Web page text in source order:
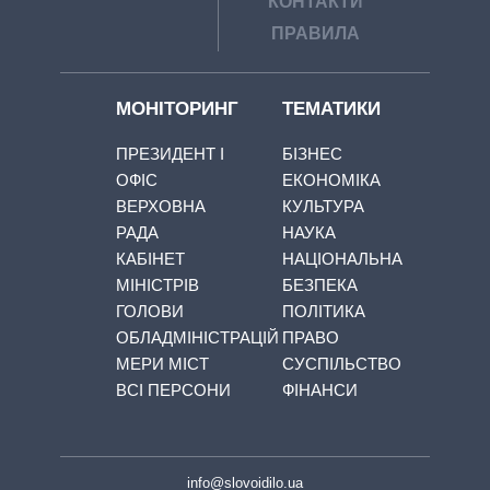
ПРАВИЛА
МОНІТОРИНГ
ПРЕЗИДЕНТ І
ОФІС
ВЕРХОВНА
РАДА
КАБІНЕТ
МІНІСТРІВ
ГОЛОВИ
ОБЛАДМІНІСТРАЦІЙ
МЕРИ МІСТ
ВСІ ПЕРСОНИ
ТЕМАТИКИ
БІЗНЕС
ЕКОНОМІКА
КУЛЬТУРА
НАУКА
НАЦІОНАЛЬНА
БЕЗПЕКА
ПОЛІТИКА
ПРАВО
СУСПІЛЬСТВО
ФІНАНСИ
info@slovoidilo.ua